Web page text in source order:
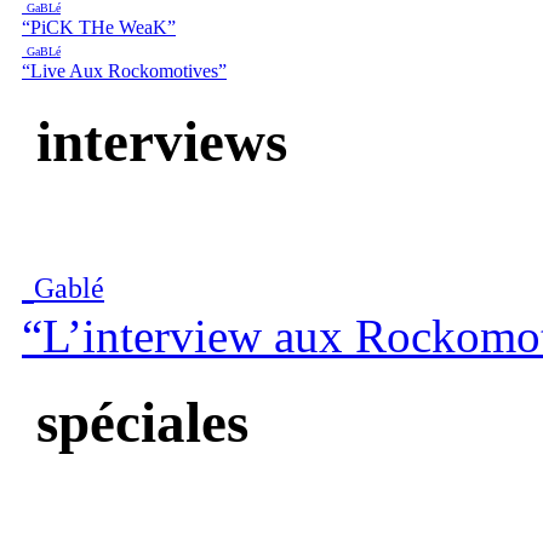
GaBLé
“PiCK THe WeaK”
GaBLé
“Live Aux Rockomotives”
interviews
Gablé
“L’interview aux
spéciales